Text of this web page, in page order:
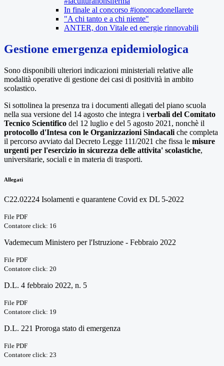
In finale al concorso #iononcadonellarete
"A chi tanto e a chi niente"
ANTER, don Vitale ed energie rinnovabili
Gestione emergenza epidemiologica
Sono disponibili ulteriori indicazioni ministeriali relative alle
modalità operative di gestione dei casi di positività in ambito
scolastico.
Si sottolinea la presenza tra i documenti allegati del piano scuola
nella sua versione del 14 agosto che integra i verbali del Comitato
Tecnico Scientifico del 12 luglio e del 5 agosto 2021, nonchè il
protocollo d'Intesa con le Organizzazioni Sindacali che completa
il percorso avviato dal Decreto Legge 111/2021 che fissa le misure
urgenti per l'esercizio in sicurezza delle attivita' scolastiche,
universitarie, sociali e in materia di trasporti.
Allegati
C22.02224 Isolamenti e quarantene Covid ex DL 5-2022
File PDF
Contatore click: 16
Vademecum Ministero per l'Istruzione - Febbraio 2022
File PDF
Contatore click: 20
D.L. 4 febbraio 2022, n. 5
File PDF
Contatore click: 19
D.L. 221 Proroga stato di emergenza
File PDF
Contatore click: 23